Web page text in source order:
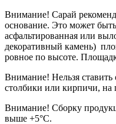
Внимание! Сарай
основание. Это может
асфальтированная или
декоративный камень)
ровное по высоте.
Внимание! Нельзя
столбики или кирпичи, на
Внимание! Сборку
выше +5°С.